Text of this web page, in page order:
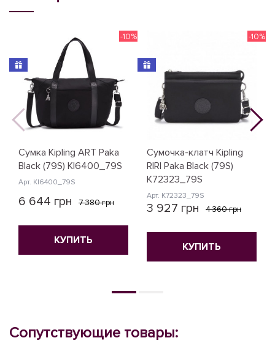
Сумка Kipling ART Paka
Black (79S) KI6400_79S
Арт. KI6400_79S
-10%
6 644 грн 7 380 грн
КУПИТЬ
Сумочка-клатч Kipling
RIRI Paka Black (79S)
K72323_79S
Арт. K72323_79S
-10%
3 927 грн 4 360 грн
КУПИТЬ
Сопутствующие товары: